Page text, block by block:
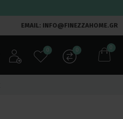
EMAIL: INFO@FINEZZAHOME.GR
0 0 0